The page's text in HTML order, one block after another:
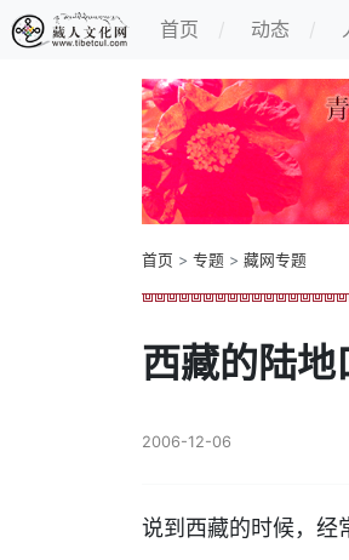
首页 动态
首页 > 专题 > 藏网专题
西藏的陆地
2006-12-06
说到西藏的时候，经